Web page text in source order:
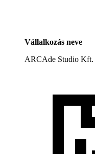
Vállalkozás neve
ARCAde Studio Kft.